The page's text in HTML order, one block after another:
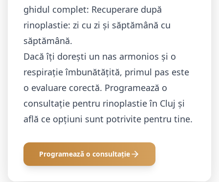
ghidul complet: Recuperare după
rinoplastie: zi cu zi și săptămână cu
săptămână.
Dacă îți dorești un nas armonios și o
respirație îmbunătățită, primul pas este
o evaluare corectă. Programează o
consultație pentru rinoplastie în Cluj și
află ce opțiuni sunt potrivite pentru tine.
Programează o consultație